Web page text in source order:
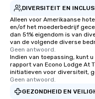
DIVERSITEIT EN
Alleen voor Amerikaanse
en/of het moederbedrijf
dan 51% eigendom is van
van de volgende diverse
Geen antwoord.
Indien van toepassing, kunt
rapport van Econo Lodge At
initiatieven voor diversiteit,
Geen antwoord.
GEZONDHEID EN